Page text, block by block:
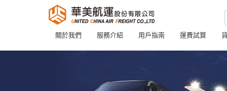
關於我們 服務介紹 用戶指南 運費試算